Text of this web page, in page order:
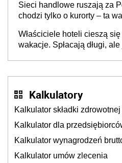
Sieci handlowe ruszają za
chodzi tylko o kurorty – ta
cichu
Właściciele hoteli cieszą
wakacje. Spłacają długi,
Kalkulatory
Kalkulator składki
Kalkulator dla
Kalkulator wynagrodzeń
Kalkulator umów zlecenia